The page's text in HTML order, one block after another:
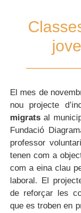
El mes de
nou projecte
migrats al
Fundació
professor
tenen com a
com a eina clau
laboral. El
de reforçar les
que es troben en